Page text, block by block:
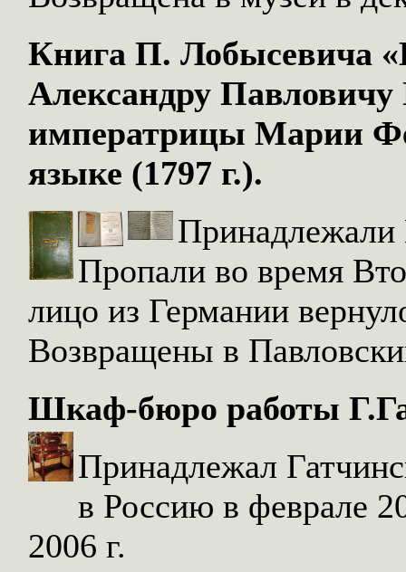
Книга П. Лобысевича
Александру
императрицы Марии
языке (1797 г.).
Принадлежали
Пропали во время
лицо из Германии
Возвращены в
Шкаф-бюро работы
Принадлежал
в Россию в феврале
2006 г.